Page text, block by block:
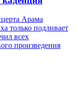
Арама
только подливает
всех
произведения